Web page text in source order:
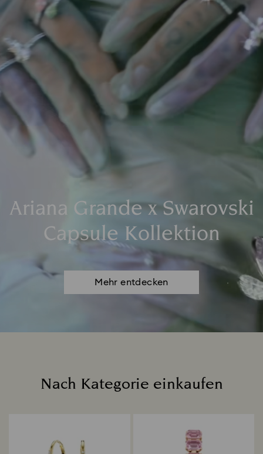
Ariana Grande x Swarovski
Capsule Kollektion
Mehr entdecken
Nach Kategorie einkaufen